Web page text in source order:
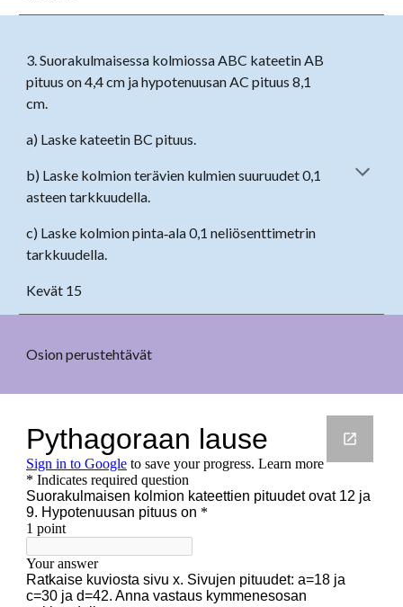
3. Suorakulmaisessa kolmiossa ABC kateetin AB
pituus on 4,4 cm ja hypotenuusan AC pituus 8,1
cm.
a) Laske kateetin BC pituus.
b) Laske kolmion terävien kulmien suuruudet 0,1
asteen tarkkuudella.
c) Laske kolmion pinta‐ala 0,1 neliösenttimetrin
tarkkuudella.
Kevät 15
Osion perustehtävät